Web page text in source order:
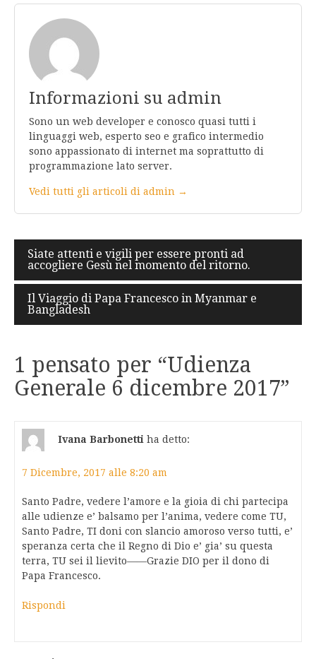
Informazioni su admin
Sono un web developer e conosco quasi tutti i
linguaggi web, esperto seo e grafico intermedio
sono appassionato di internet ma soprattutto di
programmazione lato server.
Vedi tutti gli articoli di admin →
Navigazione
articoli
Siate attenti e vigili per essere pronti ad
accogliere Gesù nel momento del ritorno.
Il Viaggio di Papa Francesco in Myanmar e
Bangladesh
1 pensato per “Udienza
Generale 6 dicembre 2017”
Ivana Barbonetti ha detto:
7 Dicembre, 2017 alle 8:20 am
Santo Padre, vedere l’amore e la gioia di chi partecipa
alle udienze e’ balsamo per l’anima, vedere come TU,
Santo Padre, TI doni con slancio amoroso verso tutti, e’
speranza certa che il Regno di Dio e’ gia’ su questa
terra, TU sei il lievito——Grazie DIO per il dono di
Papa Francesco.
Rispondi